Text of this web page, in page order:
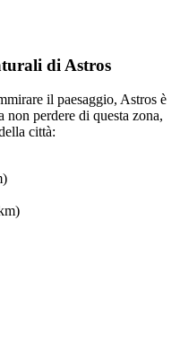
di Astros
il paesaggio, Astros è
perdere di questa zona,
città: